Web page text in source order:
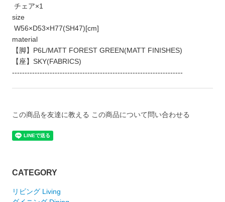
チェア×1
size
W56×D53×H77(SH47)[cm]
material
【脚】P6L/MATT FOREST GREEN(MATT FINISHES)
【座】SKY(FABRICS)
--------------------------------------------------------------------
この商品を友達に教える この商品について問い合わせる
CATEGORY
リビング Living